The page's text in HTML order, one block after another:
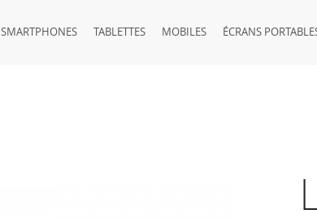
SMARTPHONES TABLETTES MOBILES ÉCRANS